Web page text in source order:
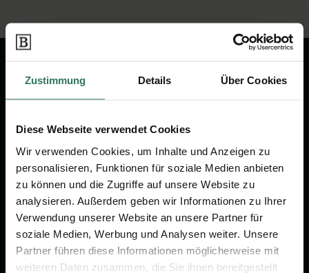
Zustimmung Details Über Cookies
Diese Webseite verwendet Cookies
Wir verwenden Cookies, um Inhalte und Anzeigen zu
personalisieren, Funktionen für soziale Medien anbieten
zu können und die Zugriffe auf unsere Website zu
analysieren. Außerdem geben wir Informationen zu Ihrer
Verwendung unserer Website an unsere Partner für
soziale Medien, Werbung und Analysen weiter. Unsere
Partner führen diese Informationen möglicherweise mit
weiteren Daten zusammen, die Sie ihnen bereitgestellt
Wir sind Ihr Ansprechpartner rund
um das Thema Bestattung &
Jetzt beraten lassen
FÜR SIE
Vergleich
FÜR BESTATTER
Online-Portal